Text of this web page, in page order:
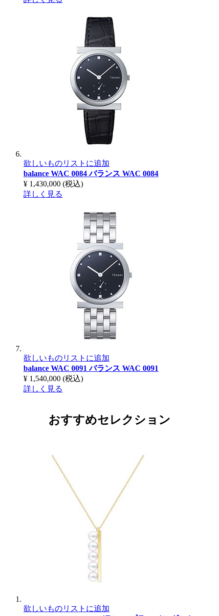
欲しいものリストに追加
balance WAC 0084バランス WAC 0084
¥ 1,430,000 (税込)
詳しく見る
欲しいものリストに追加
balance WAC 0091バランス WAC 0091
¥ 1,540,000 (税込)
詳しく見る
おすすめセレクション
欲しいものリストに追加